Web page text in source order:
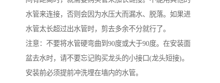
水管来连接，否则会因为水压大而漏水、脱落。如果进
水管太长超过出水管时，剪去多余不分就行了。
注意：不要将水管硬弯曲到90度或大于90度。在安装面
盆去水时，请不要忘记购买龙头的小接口(龙头短接)。
安装前必须提前冲洗埋在墙内的水管。